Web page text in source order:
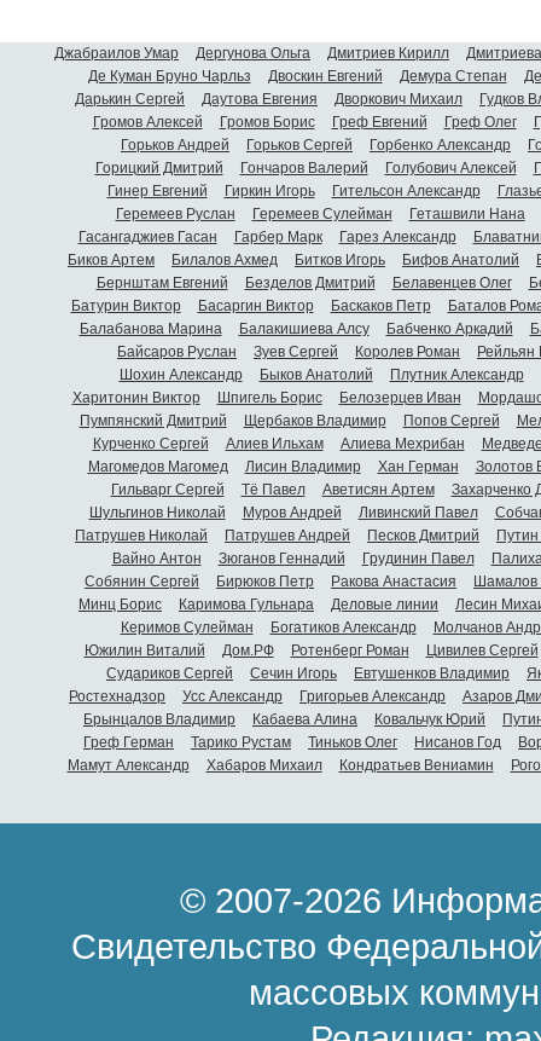
Джабраилов Умар Дергунова Ольга Дмитриев Кирилл
Де Куман Бруно Чарльз
Двоскин Евгений Демура Степан
Дарькин Сергей
Даутова Евгения Дворкович Михаил
Гудков
Громов Алексей
Громов Борис Греф Евгений Греф Олег
Горьков Андрей
Горьков Сергей Горбенко Александр
Горицкий Дмитрий
Гончаров Валерий Голубович Алексей
Гинер Евгений
Гиркин Игорь Гительсон Александр
Геремеев Руслан
Геремеев Сулейман
Геташвили Нана
Гасангаджиев Гасан
Гарбер Марк Гарез Александр
Биков Артем
Билалов Ахмед Битков Игорь Бифов Анатолий
Бернштам Евгений
Безделов Дмитрий Белавенцев Олег
Батурин Виктор
Басаргин Виктор Баскаков Петр
Баталов
Балабанова Марина
Балакишиева Алсу Бабченко Аркадий
Байсаров Руслан
Зуев Сергей Королев Роман
Шохин Александр
Быков Анатолий Плутник Александр
Харитонин Виктор
Шпигель Борис Белозерцев Иван
Пумпянский Дмитрий
Щербаков Владимир Попов Сергей
Курченко Сергей
Алиев Ильхам Алиева Мехрибан
Магомедов Магомед
Лисин Владимир Хан Герман
Золотов
Гильварг Сергей
Тё Павел Аветисян Артем
Захарченко
Шульгинов Николай
Муров Андрей Ливинский Павел
Патрушев Николай
Патрушев Андрей Песков Дмитрий
Вайно Антон
Зюганов Геннадий Грудинин Павел
Собянин Сергей
Бирюков Петр Ракова Анастасия
Шамалов
Минц Борис
Каримова Гульнара Деловые линии
Лесин
Керимов Сулейман
Богатиков Александр
Молчанов
Южилин Виталий
Дом.РФ Ротенберг Роман
Цивилев Сергей
Судариков Сергей
Сечин Игорь Евтушенков Владимир
Ростехнадзор
Усс Александр Григорьев Александр
Азаров
Брынцалов Владимир
Кабаева Алина Ковальчук Юрий
Греф Герман
Тарико Рустам Тиньков Олег Нисанов Год
Мамут Александр
Хабаров Михаил Кондратьев Вениамин
© 2007-2026
Свидетельство
массовых